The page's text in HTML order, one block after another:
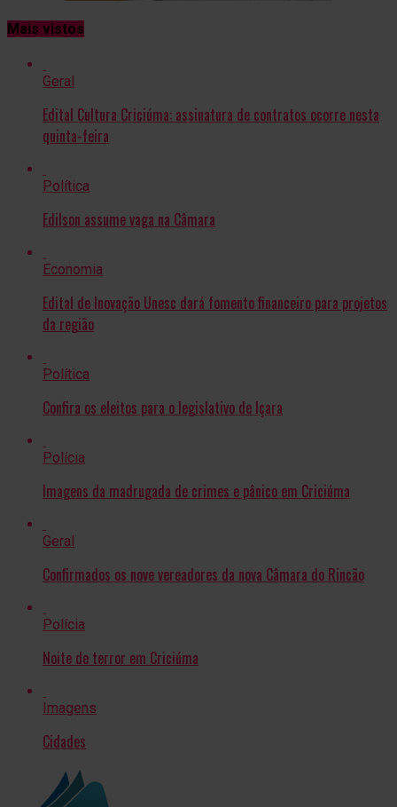
Mais vistos
Geral
Edital Cultura Criciúma: assinatura de contratos ocorre nesta
quinta-feira
Política
Edilson assume vaga na Câmara
Economia
Edital de Inovação Unesc dará fomento financeiro para projetos
da região
Política
Confira os eleitos para o legislativo de Içara
Polícia
Imagens da madrugada de crimes e pânico em Criciúma
Geral
Confirmados os nove vereadores da nova Câmara do Rincão
Polícia
Noite de terror em Criciúma
Imagens
Cidades